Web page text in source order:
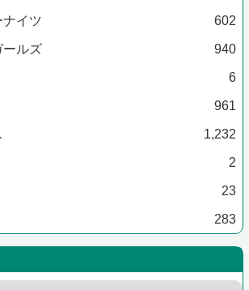
イツ 602
ールズ 940
6
961
1,232
2
23
283